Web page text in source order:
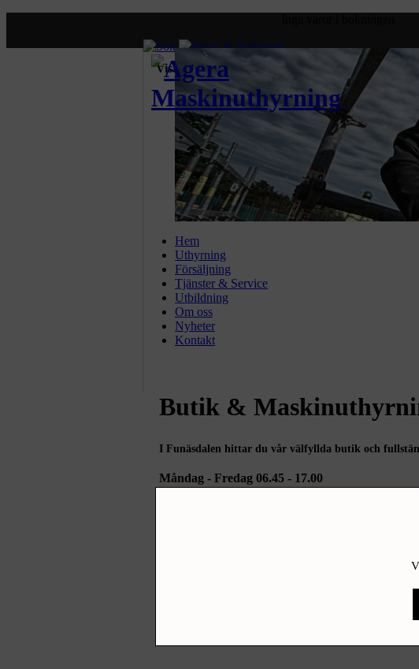
Visa priser: inkl. moms.
Hem
Uthyrning
Försäljning
Tjänster & Service
Utbildning
Om oss
Nyheter
Kontakt
Butik &
I Funäsdalen hittar du vår välfyllda butik och
Måndag - Fredag 06.45 - 17.00
I Idre hittar du vår hyresdepå med minibutik och
Måndag - Fredag 07.00 - 16.00 Lunchstängt